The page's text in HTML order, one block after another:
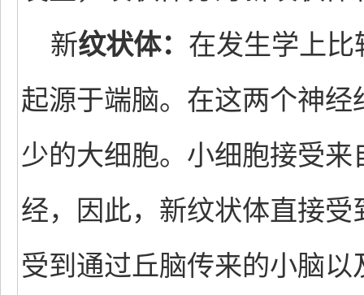
新纹状体： 在发生学上
起源于端脑。在这两个神
少的大细胞。小细胞接受
经，因此，新纹状体直接
受到通过丘脑传来的小脑